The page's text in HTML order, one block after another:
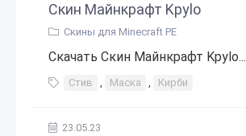
Скин Майнкрафт Kpylo
Скины для Minecraft PE
Скачать Скин Майнкрафт Kpylo...
Стив , Маска , Кирби
23.05.23